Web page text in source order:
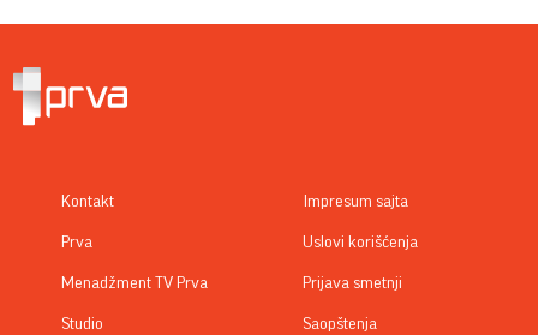
Kontakt
Prva
Menadžment TV Prva
Studio
Impresum sajta
Uslovi korišćenja
Prijava smetnji
Saopštenja